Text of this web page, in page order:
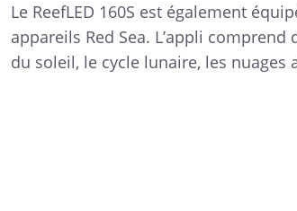
Le ReefLED 160S est également
appareils Red Sea. L’appli
du soleil, le cycle lunaire, les